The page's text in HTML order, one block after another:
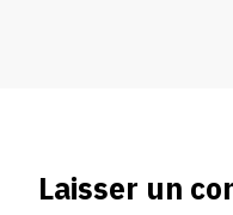
Laisser un